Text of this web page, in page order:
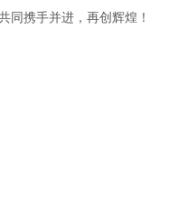
同携手并进，再创辉煌！